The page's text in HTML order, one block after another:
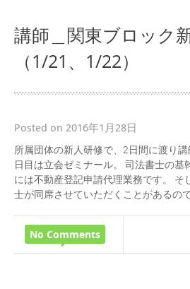
講師＿関東ブロック
（1/21、1/22）
Posted on 2016年1月28日
所属団体の新人研修で、2日間に渡り
日目は立会ゼミナール。 司法書士の基
には不動産登記申請代理業務です。 そ
士が同席させていただくことがあるの
No Comments